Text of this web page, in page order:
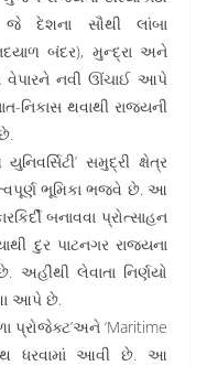
દેશના સૌથી લાંબા
બંદર), મુન્દ્રા અને
વેપારને નવી ઊંચાઈ આપે
નિકાસ થવાથી રાજ્યની
સમુદ્રી ક્ષેત્ર
ભૂમિકા ભજવે છે. આ
બનાવવા પ્રોત્સાહન
દુર પાટનગર રાજ્યના
અહીંથી લેવાતા નિર્ણયો
આપે છે.
પ્રોજેક્ટ’અને ‘Maritime
ધરવામાં આવી છે. આ